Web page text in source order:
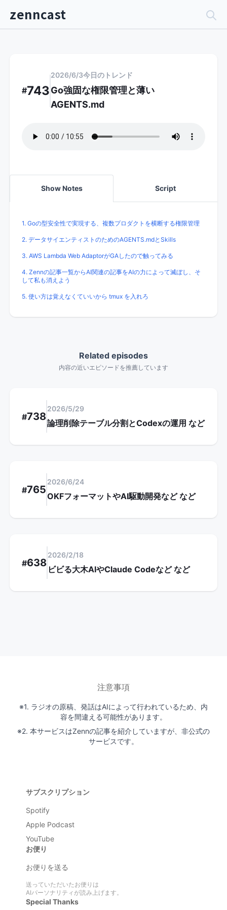
zenncast
#743
2026/6/3今日のトレンド
Go強固な権限管理と薄い
AGENTS.md
Show Notes Script
1. Goの型安全性で実現する、複数プロダクトを横断する権限管理
2. データサイエンティストのためのAGENTS.mdとSkills
3. AWS Lambda Web AdaptorがGAしたので触ってみる
4. Zennの記事一覧からAI関連の記事をAIの力によって滅ぼし、そ
して私も消えよう
5. 使い方は覚えなくていいから tmux を入れろ
Related episodes
内容の近いエピソードを推薦しています
#738
2026/5/29
論理削除テーブル分割とCodexの運用 など
#765
2026/6/24
OKFフォーマットやAI駆動開発などなど
#638
2026/2/18
ビビる大木AIやClaude Codeなどなど
注意事項
※1. ラジオの原稿、発話はAIによって行われているため、内
容を間違える可能性があります。
※2. 本サービスはZennの記事を紹介していますが、非公式の
サービスです。
サブスクリプション
Spotify
Apple Podcast
YouTube
お便り
お便りを送る
送っていただいたお便りは
AIパーソナリティが読み上げます。
Special Thanks